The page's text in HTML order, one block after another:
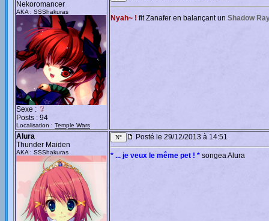
Nekoromancer
AKA : SSShakuras
Sexe :
Posts : 94
Localisation : Temple Wars
Nyah~ ! fit Zanafer en balançant un Shadow
Alura
Thunder Maiden
AKA : SSShakuras
Posté le 29/12/2013 à 14:51
* ... je veux le même pet ! * songea Alura